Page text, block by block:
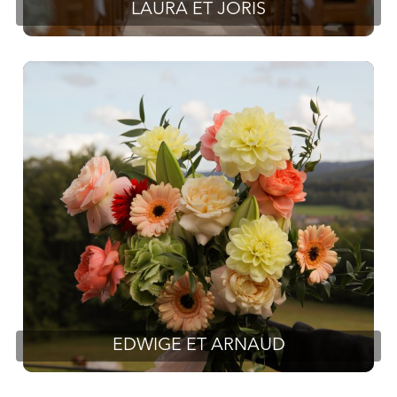
LAURA ET JORIS
EDWIGE ET ARNAUD